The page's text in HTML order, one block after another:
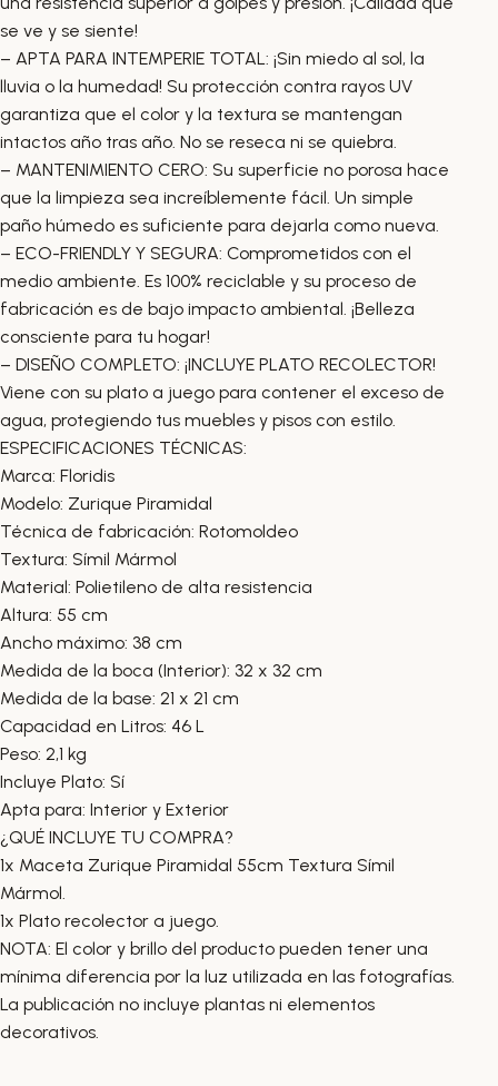
se ve y se siente!
– APTA PARA INTEMPERIE TOTAL: ¡Sin miedo al sol, la
lluvia o la humedad! Su protección contra rayos UV
garantiza que el color y la textura se mantengan
intactos año tras año. No se reseca ni se quiebra.
– MANTENIMIENTO CERO: Su superficie no porosa hace
que la limpieza sea increíblemente fácil. Un simple
paño húmedo es suficiente para dejarla como nueva.
– ECO-FRIENDLY Y SEGURA: Comprometidos con el
medio ambiente. Es 100% reciclable y su proceso de
fabricación es de bajo impacto ambiental. ¡Belleza
consciente para tu hogar!
– DISEÑO COMPLETO: ¡INCLUYE PLATO RECOLECTOR!
Viene con su plato a juego para contener el exceso de
agua, protegiendo tus muebles y pisos con estilo.
ESPECIFICACIONES TÉCNICAS:
Marca: Floridis
Modelo: Zurique Piramidal
Técnica de fabricación: Rotomoldeo
Textura: Símil Mármol
Material: Polietileno de alta resistencia
Altura: 55 cm
Ancho máximo: 38 cm
Medida de la boca (Interior): 32 x 32 cm
Medida de la base: 21 x 21 cm
Capacidad en Litros: 46 L
Peso: 2,1 kg
Incluye Plato: Sí
Apta para: Interior y Exterior
¿QUÉ INCLUYE TU COMPRA?
1x Maceta Zurique Piramidal 55cm Textura Símil
Mármol.
1x Plato recolector a juego.
NOTA: El color y brillo del producto pueden tener una
mínima diferencia por la luz utilizada en las fotografías.
La publicación no incluye plantas ni elementos
decorativos.